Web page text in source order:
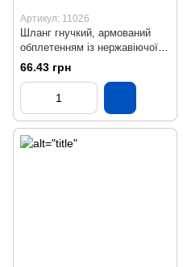
Артикул: 11026
Шланг гнучкий, армований
обплетенням із нержавіючої
сталі (ВВ), L = 400 мм
66.43 грн